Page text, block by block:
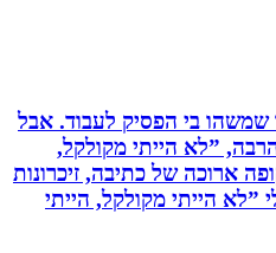
בי הפסיק לעבוד. אבל
הייתי מקולקל,
של כתיבה, זיכרונות
מקולקל, הייתי